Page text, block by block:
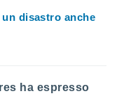
disastro anche
ha espresso